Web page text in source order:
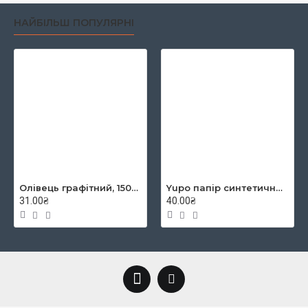
НАЙБІЛЬШ ПОПУЛЯРНІ
Олівець графітний, 1500, 2B, KOH-I-NOOR
31.00₴
Yupo папір синтетичний YUPO-Blue 234g 300µ, 460x320 mm
40.00₴